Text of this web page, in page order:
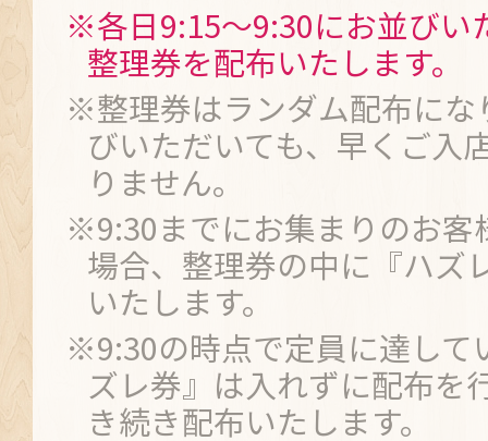
※各日9:15～9:30にお並びい
整理券を配布いたします。
※整理券はランダム配布にな
びいただいても、早くご入
りません。
※9:30までにお集まりのお客
場合、整理券の中に『ハズ
いたします。
※9:30の時点で定員に達して
ズレ券』は入れずに配布を
き続き配布いたします。